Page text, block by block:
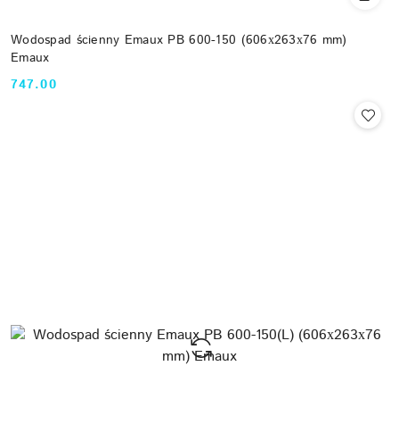
Wodospad ścienny Emaux PB 600-150 (606х263х76 mm)
Emaux
Cena:
747.00